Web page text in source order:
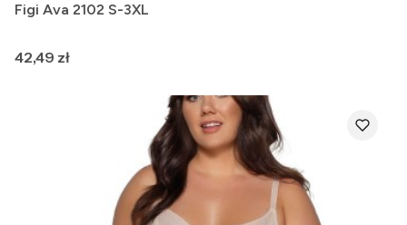
Figi Ava 2102 S-3XL
Cena
42,49 zł